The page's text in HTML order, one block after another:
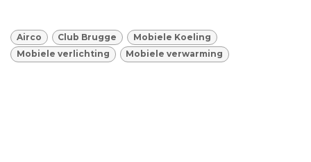
Airco Club Brugge
Mobiele Koeling
Mobiele verlichting
Mobiele verwarming